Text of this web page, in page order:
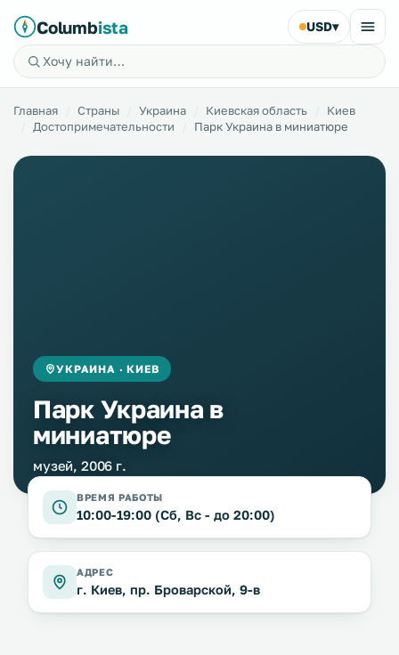
Columbista USD▾
Главная Страны Украина Киевская область
Киев
Достопримечательности
Парк Украина в миниатюре
УКРАИНА · КИЕВ
Парк Украина в
миниатюре
музей, 2006 г.
ВРЕМЯ РАБОТЫ
10:00-19:00 (Сб, Вс - до 20:00)
АДРЕС
г. Киев, пр. Броварской, 9-в